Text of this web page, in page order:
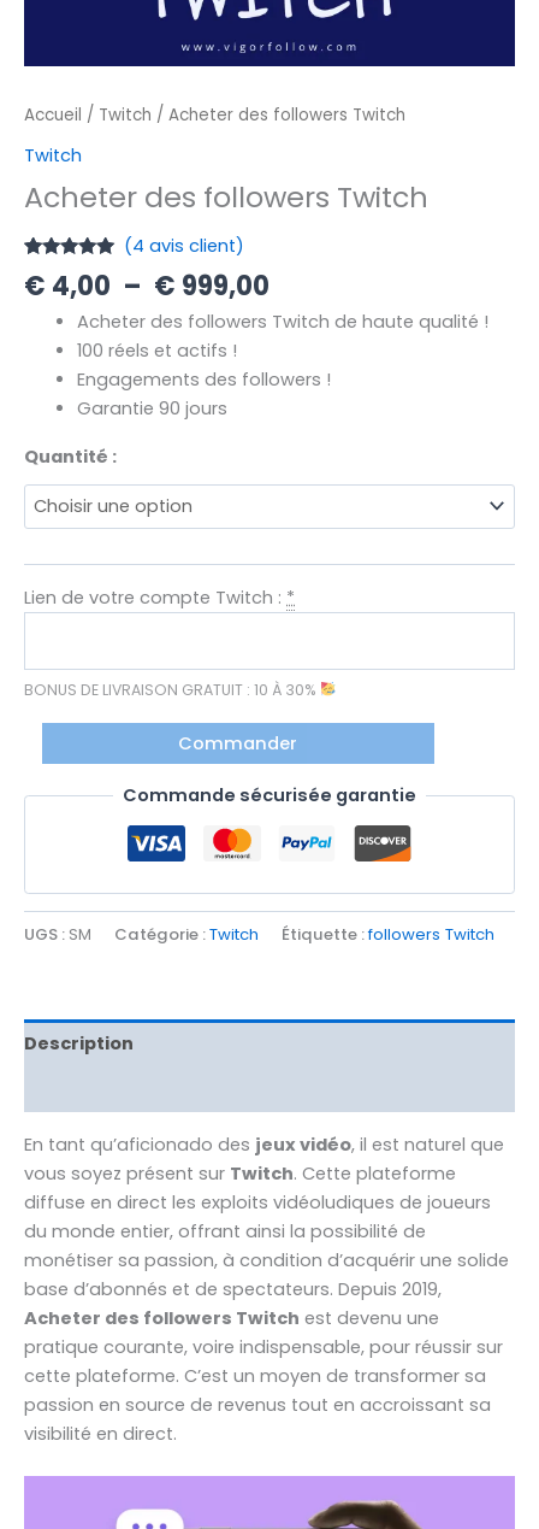
Accueil / Twitch / Acheter des followers Twitch
Twitch
Acheter des followers Twitch
Noté5.00
sur 5
4
notations
(4 avis client)
€ 4,00 – € 999,00
Acheter des followers Twitch de haute qualité !
100 réels et actifs !
Engagements des followers !
Garantie 90 jours
Quantité :
Lien de votre compte Twitch : *
BONUS DE LIVRAISON GRATUIT : 10 À 30%
Commander
Commande sécurisée garantie
UGS : SM Catégorie :Twitch Étiquette :followers Twitch
Description
En tant qu’aficionado des jeux vidéo, il est naturel que
vous soyez présent sur Twitch. Cette plateforme
diffuse en direct les exploits vidéoludiques de joueurs
du monde entier, offrant ainsi la possibilité de
monétiser sa passion, à condition d’acquérir une solide
base d’abonnés et de spectateurs. Depuis 2019,
Acheter des followers Twitch est devenu une
pratique courante, voire indispensable, pour réussir sur
cette plateforme. C’est un moyen de transformer sa
passion en source de revenus tout en accroissant sa
visibilité en direct.